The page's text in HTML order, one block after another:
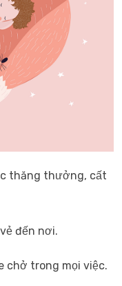
thăng thưởng, cất
đến nơi.
chở trong mọi việc.